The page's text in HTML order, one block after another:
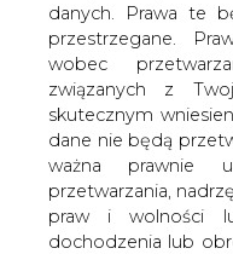
danych. Prawa te
przestrzegane.
wobec
związanych z
skutecznym
dane nie będą
ważna prawnie
przetwarzania,
praw i wolności
dochodzenia lub
Dostawy ropy
odbywają się
możliwości